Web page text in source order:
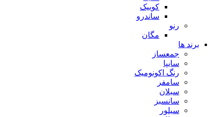
کوییک
ساندرو
رنو
مگان
برند ها
جمعساز
سایپا
رنگ اکونومیک
سامفر
سبلان
سانسبز
سیلور